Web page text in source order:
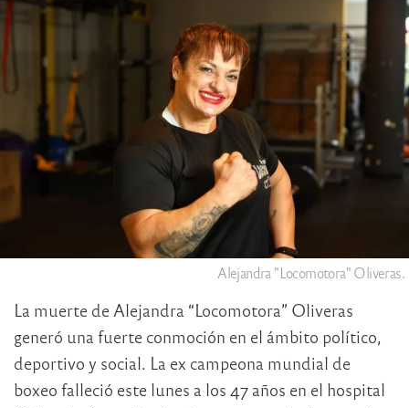
Alejandra "Locomotora" Oliveras.
La muerte de Alejandra “Locomotora” Oliveras
generó una fuerte conmoción en el ámbito político,
deportivo y social. La ex campeona mundial de
boxeo falleció este lunes a los 47 años en el hospital